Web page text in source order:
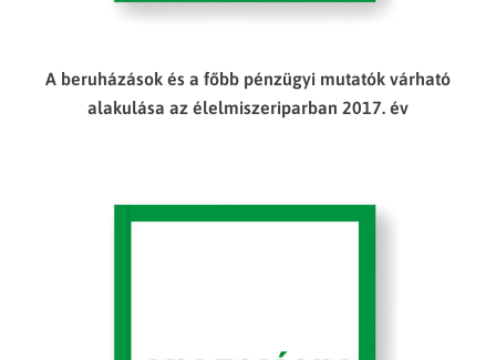
A beruházások és a főbb pénzügyi mutatók várható
alakulása az élelmiszeriparban 2017. év